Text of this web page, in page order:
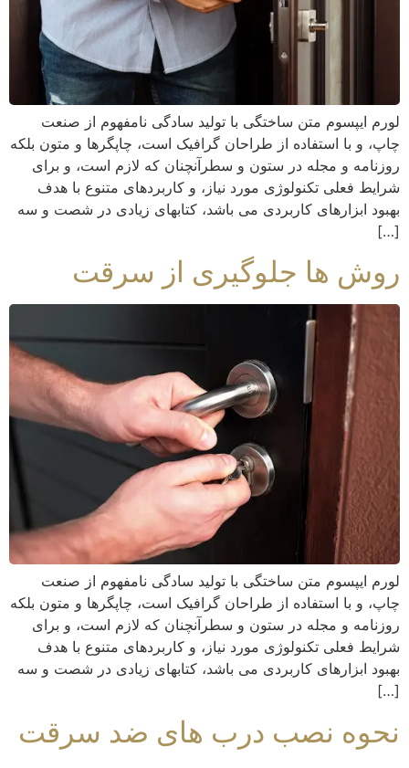
لورم ایپسوم متن ساختگی با تولید سادگی نامفهوم از صنعت
چاپ، و با استفاده از طراحان گرافیک است، چاپگرها و متون بلکه
روزنامه و مجله در ستون و سطرآنچنان که لازم است، و برای
شرایط فعلی تکنولوژی مورد نیاز، و کاربردهای متنوع با هدف
بهبود ابزارهای کاربردی می باشد، کتابهای زیادی در شصت و سه
[…]
روش ها جلوگیری از سرقت
لورم ایپسوم متن ساختگی با تولید سادگی نامفهوم از صنعت
چاپ، و با استفاده از طراحان گرافیک است، چاپگرها و متون بلکه
روزنامه و مجله در ستون و سطرآنچنان که لازم است، و برای
شرایط فعلی تکنولوژی مورد نیاز، و کاربردهای متنوع با هدف
بهبود ابزارهای کاربردی می باشد، کتابهای زیادی در شصت و سه
[…]
نحوه نصب درب های ضد سرقت